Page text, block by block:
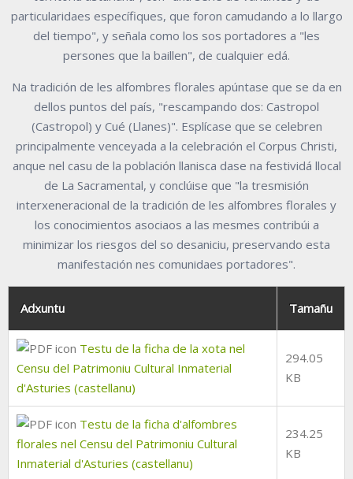
particularidaes específiques, que foron camudando a lo llargo
del tiempo", y señala como los sos portadores a "les
persones que la baillen", de cualquier edá.
Na tradición de les alfombres florales apúntase que se da en
dellos puntos del país, "rescampando dos: Castropol
(Castropol) y Cué (Llanes)". Esplícase que se celebren
principalmente venceyada a la celebración el Corpus Christi,
anque nel casu de la población llanisca dase na festividá llocal
de La Sacramental, y conclúise que "la tresmisión
interxeneracional de la tradición de les alfombres florales y
los conocimientos asociaos a las mesmes contribúi a
minimizar los riesgos del so desaniciu, preservando esta
manifestación nes comunidaes portadores".
Adxuntu Tamañu
Testu de la ficha de la xota nel
Censu del Patrimoniu Cultural Inmaterial
d'Asturies (castellanu)
294.05
KB
Testu de la ficha d'alfombres
florales nel Censu del Patrimoniu Cultural
Inmaterial d'Asturies (castellanu)
234.25
KB